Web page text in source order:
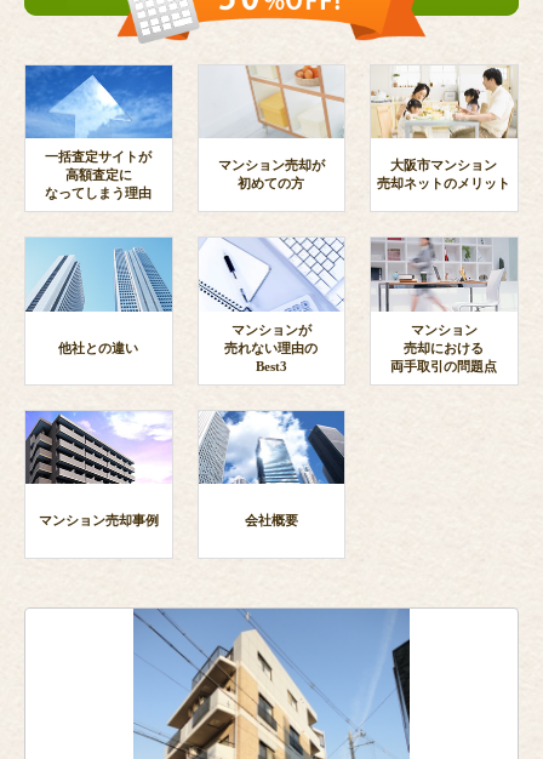
一括査定サイトが
高額査定に
なってしまう理由
マンション売却が
初めての方
大阪市マンション
売却ネットのメリット
他社との違い
マンションが
売れない理由の
Best3
マンション
売却における
両手取引の問題点
マンション売却事例 会社概要